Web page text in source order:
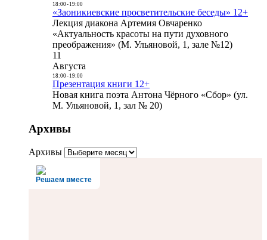
18:00- 19:00
«Заоникиевские просветительские беседы» 12+
Лекция диакона Артемия Овчаренко
«Актуальность красоты на пути духовного
преображения» (М. Ульяновой, 1, зале №12)
11
Августа
18:00- 19:00
Презентация книги 12+
Новая книга поэта Антона Чёрного «Сбор» (ул.
М. Ульяновой, 1, зал № 20)
Архивы
Архивы
Решаем вместе